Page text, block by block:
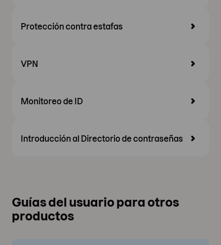
Protección contra estafas
VPN
Monitoreo de ID
Introducción al Directorio de contraseñas
Guías del usuario para otros
productos